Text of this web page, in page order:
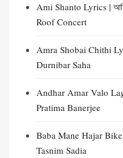
Ami Shanto Lyrics |
Roof Concert
Amra Shobai Chithi
Durnibar Saha
Andhar Amar Valo
Pratima Banerjee
Baba Mane Hajar Bikel
Tasnim Sadia